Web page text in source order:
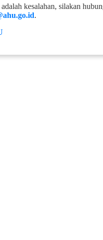
kesalahan, silakan
.